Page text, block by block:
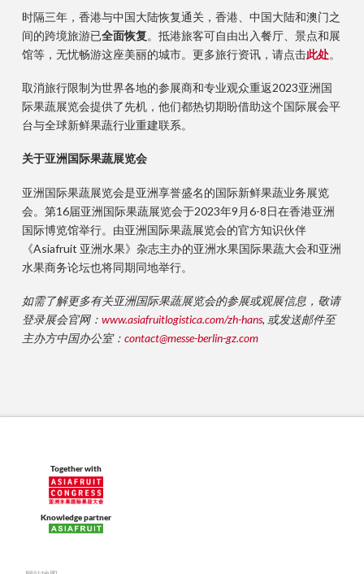
时隔三年，香港与中国大陆恢复通关，香港、中国大陆和澳门之
间的跨境旅游已全面恢复。抵港旅客可自由出入餐厅、景点和展
馆等，无忧畅游这座美丽的城市。更多旅行资讯，请点击此处。
取消旅行限制为世界各地的参展商和专业观众重返2023亚洲国
际果蔬展览会提供了先机，他们都热切期盼借助这个国际展会平
台与全球新鲜果蔬行业重建联系。
关于亚洲国际果蔬展览会
亚洲国际果蔬展览会是亚洲享誉盛名的国际新鲜果蔬业务展览
会。第16届亚洲国际果蔬展览会于2023年9月6-8日在香港亚洲
国际博览馆举行。由亚洲国际果蔬展览会的官方知识伙伴
《Asiafruit 亚洲水果》杂志主办的亚洲水果国际果蔬大会和亚洲
水果商务论坛也将同期同地举行。
如需了解更多有关亚洲国际果蔬展览会的参展或观展信息，敬请
登录展会官网： www.asiafruitlogistica.com/zh-hans, 或发送邮件至
主办方中国办公室： contact@messe-berlin-gz.com
Together with
Knowledge partner